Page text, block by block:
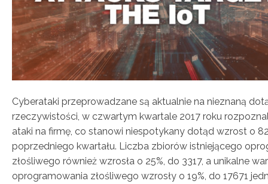
Cyberataki przeprowadzane są aktualnie na nieznaną
rzeczywistości, w czwartym kwartale 2017 roku
ataki na firmę, co stanowi niespotykany dotąd wzrost o
poprzedniego kwartału. Liczba zbiorów istniejącego
złośliwego również wzrosła o 25%, do 3317, a unikalne
oprogramowania złośliwego wzrosły o 19%, do 17671